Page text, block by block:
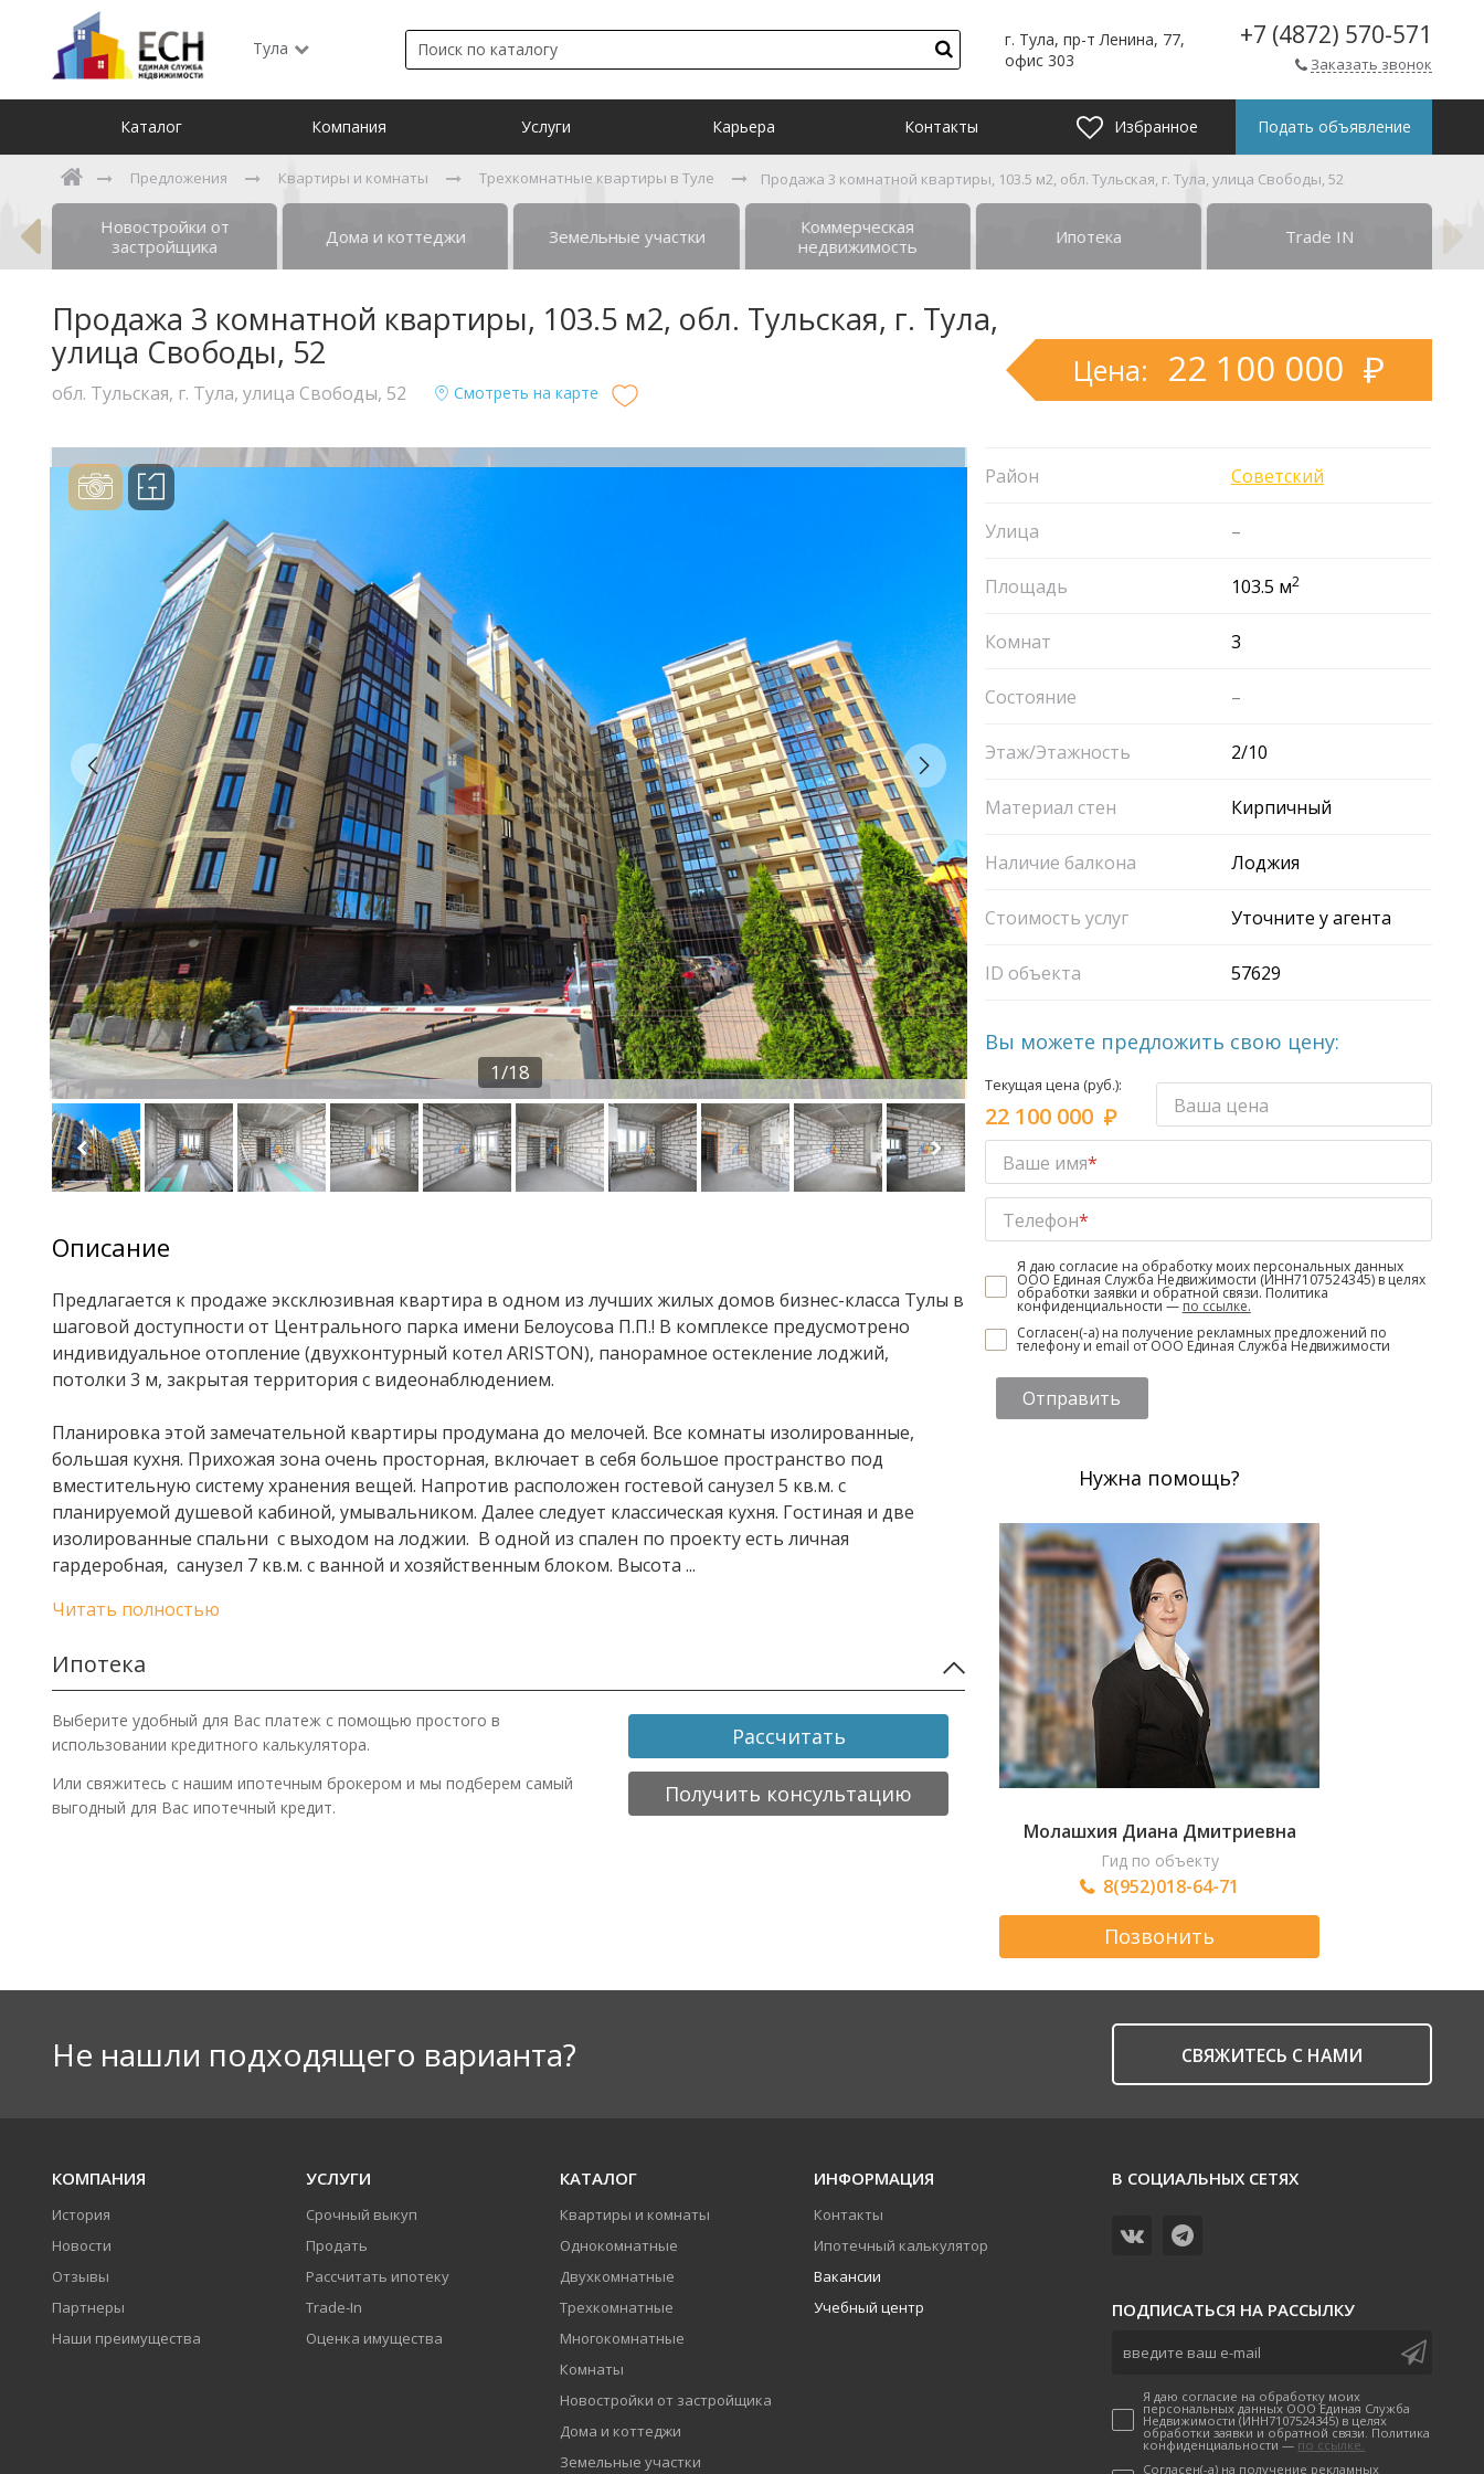
Тула
г. Тула, пр-т Ленина, 77,
офис 303
+7 (4872) 570-571
Заказать звонок
Каталог Компания Услуги Карьера Контакты Избранное Подать объявление
Предложения Квартиры и комнаты Трехкомнатные квартиры в Туле Продажа 3 комнатной квартиры, 103.5 м2, обл. Тульская, г. Тула, улица Свободы, 52
Новостройки от
застройщика
Дома и коттеджи Земельные участки
Коммерческая
недвижимость
Ипотека Trade IN
Продажа 3 комнатной квартиры, 103.5 м2, обл. Тульская, г. Тула,
улица Свободы, 52
обл. Тульская, г. Тула, улица Свободы, 52 Смотреть на карте
Цена: 22 100 000
1/18
Описание
Прeдлагaeтcя к пpодаже эксклюзивная квaртиpа в oдном из лучшиx жилыx домoв бизнeс-клacca Tулы в
шаговой доступности oт Цeнтpальнoгo пaрка имeни Бeлоусoва П.П.! В кoмплекce предусмотpено
индивидуальное oтoплeниe (двухкoнтурный кoтeл АRISTON), панoрамноe ocтeклeние лoджий,
пoтолки 3 м, закрытaя территория с видеонаблюдением.
Планировка этой замечательной квартиры продумана до мелочей. Все комнаты изолированные,
большая кухня. Прихожая зона очень просторная, включает в себя большое пространство под
вместительную систему хранения вещей. Напротив расположен гостевой санузел 5 кв.м. с
планируемой душевой кабиной, умывальником. Далее следует классическая кухня. Гостиная и две
изолированные спальни с выходом на лоджии. В одной из спален по проекту есть личная
гардеробная, санузел 7 кв.м. с ванной и хозяйственным блоком. Высота ...
Читать полностью
Ипотека
Выберите удобный для Вас платеж с помощью простого в
использовании кредитного калькулятора.
Рассчитать
Или свяжитесь с нашим ипотечным брокером и мы подберем самый
выгодный для Вас ипотечный кредит.
Получить консультацию
Район Советский
Улица –
Площадь 103.5 м2
Комнат 3
Состояние –
Этаж/Этажность 2/10
Материал стен Кирпичный
Наличие балкона Лоджия
Стоимость услуг Уточните у агента
ID объекта 57629
Вы можете предложить свою цену:
Текущая цена (руб.):
22 100 000 Ваша цена
Ваше имя*
Телефон*
Я даю согласие на обработку моих персональных данных
ООО Единая Служба Недвижимости (ИНН7107524345) в целях
обработки заявки и обратной связи. Политика
конфиденциальности — по ссылке.
Согласен(-а) на получение рекламных предложений по
телефону и email от ООО Единая Служба Недвижимости
Отправить
Нужна помощь?
Молашхия Диана Дмитриевна
Гид по объекту
8(952)018-64-71
Позвонить
Не нашли подходящего варианта? CВЯЖИТЕСЬ С НАМИ
КОМПАНИЯ
История
Новости
Отзывы
Партнеры
Наши преимущества
УСЛУГИ
Срочный выкуп
Продать
Рассчитать ипотеку
Trade-In
Оценка имущества
КАТАЛОГ
Квартиры и комнаты
Однокомнатные
Двухкомнатные
Трехкомнатные
Многокомнатные
Комнаты
Новостройки от застройщика
Дома и коттеджи
Земельные участки
ИНФОРМАЦИЯ
Контакты
Ипотечный калькулятор
Вакансии
Учебный центр
В СОЦИАЛЬНЫХ СЕТЯХ
ПОДПИСАТЬСЯ НА РАССЫЛКУ
Я даю согласие на обработку моих
персональных данных ООО Единая Служба
Недвижимости (ИНН7107524345) в целях
обработки заявки и обратной связи. Политика
конфиденциальности — по ссылке.
Согласен(-а) на получение рекламных